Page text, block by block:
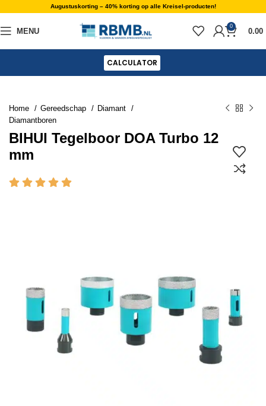
Augustuskorting – 40% korting op alle Kreisel-producten!
MENU
0
0.00
CALCULATOR
Home Gereedschap
Diamant
Diamantboren
BIHUI Tegelboor DOA Turbo 12
mm